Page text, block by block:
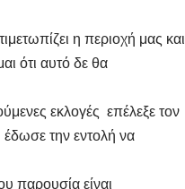
η περιοχή μας και
ότι αυτό δε θα
εκλογές επέλεξε τον
την εντολή να
παρουσία είναι